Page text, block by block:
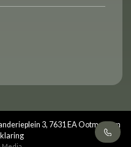
3, 7631 EA Ootmarsum